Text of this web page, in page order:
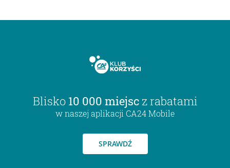
Blisko 10 000 miejsc z rabatami
w naszej aplikacji CA24 Mobile
SPRAWDŹ